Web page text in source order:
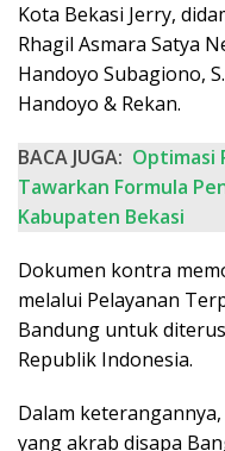
Kota Bekasi Jerry,
Rhagil Asmara Satya
Handoyo Subagiono,
Handoyo & Rekan.
BACA JUGA: Optimasi
Tawarkan Formula
Kabupaten Bekasi
Dokumen kontra
melalui Pelayanan
Bandung untuk
Republik Indonesia.
Dalam
yang akrab disapa